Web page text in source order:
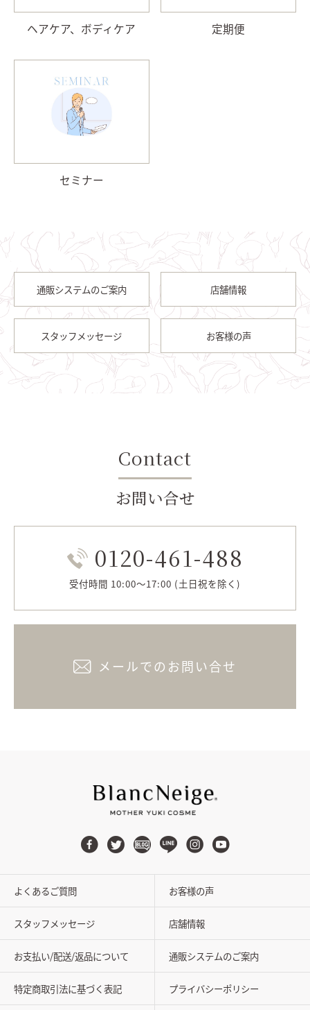
ヘアケア、ボディケア 定期便
セミナー
通販システムのご案内 店舗情報
スタッフメッセージ お客様の声
Contact
お問い合せ
0120-461-488
受付時間 10:00～17:00 (土日祝を除く)
メールでのお問い合せ
よくあるご質問 お客様の声
スタッフメッセージ 店舗情報
お支払い/配送/返品について 通販システムのご案内
特定商取引法に基づく表記 プライバシーポリシー